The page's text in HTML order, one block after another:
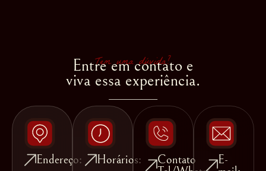
Tem uma dúvida?
Entre em contato e
viva essa experiência.
Endereço: Horários:
Contato
E-